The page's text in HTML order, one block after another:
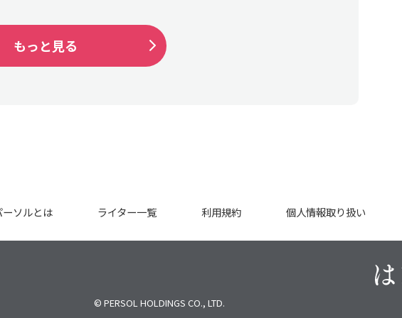
もっと見る
ソルとは ライター一覧 利用規約 個人情報取り扱い
© PERSOL HOLDINGS CO., LTD.